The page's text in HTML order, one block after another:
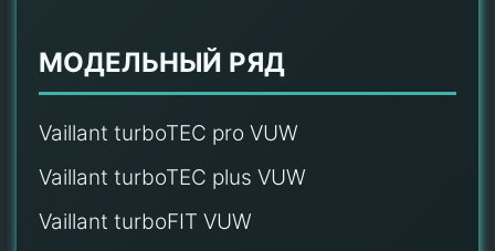
МОДЕЛЬНЫЙ РЯД
Vaillant turboTEC pro VUW
Vaillant turboTEC plus VUW
Vaillant turboFIT VUW